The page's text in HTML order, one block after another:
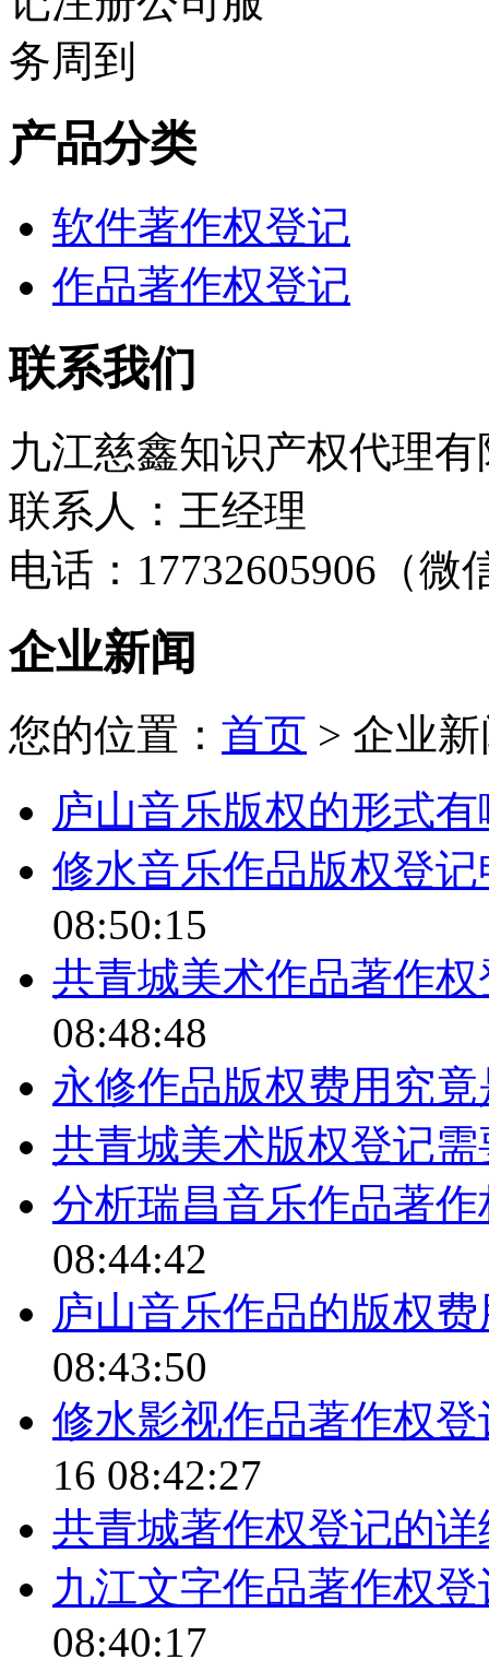
产品分类
软件著作权登记
作品著作权登记
联系我们
九江慈鑫知识产权代理
联系人：王经理
电话：17732605906（微
企业新闻
您的位置： 首页 > 企业
庐山音乐版权的形式
修水音乐作品版权登
08:50:15
共青城美术作品著作
08:48:48
永修作品版权费用究
共青城美术版权登记
分析瑞昌音乐作品著
08:44:42
庐山音乐作品的版权
08:43:50
修水影视作品著作权
16 08:42:27
共青城著作权登记的
九江文字作品著作权
08:40:17